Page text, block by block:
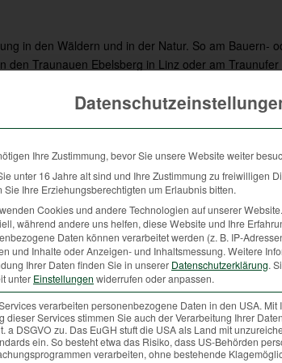
in den Wäldern und in der Natur. So am Bauern-
den Traunauen Ebelsberg in Linz oder am
zwischen den Menschen und den Wildtieren wie
und Weidfrauen um den aktiven Dialog mit
der heimischen Wildtiere, aber auch für den
die vorgegebenen Regeln und Gesetze, dann
Miteinander.
kommen nur nachts während ihrer
Tiere wie Marder, Igel oder Echsen haben sich in
intensiv genutzte Kulturlandschaft, aber auch
städtischen Wohngegenden. Sind die
braucht neue Reviere und weicht in die Städte
aber auch zum Schutz der Bevölkerung. Die
und Wildackerpflanzungen, die Tiere wieder in
Ihre Zustimmung, bevor Sie unsere Website weiter
unter 16 Jahre alt sind und Ihre Zustimmung zu freiwilligen
Sie Ihre Erziehungsberechtigten um Erlaubnis bitten.
Cookies und andere Technologien auf unserer
während andere uns helfen, diese Website und Ihre
Daten können verarbeitet werden (z. B. IP-
und Inhalte oder Anzeigen- und Inhaltsmessung. Weitere
Ihrer Daten finden Sie in unserer Datenschutzerklärung.
unter Einstellungen widerrufen oder anpassen.
verarbeiten personenbezogene Daten in den USA.
dieser Services stimmen Sie auch der Verarbeitung Ihrer
a DSGVO zu. Das EuGH stuft die USA als Land mit
ein. So besteht etwa das Risiko, dass US-Behörden
verarbeiten, ohne bestehende